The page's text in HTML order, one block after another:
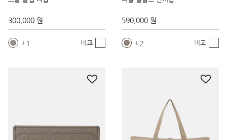
300,000 원
1 비교
590,000 원
2 비교